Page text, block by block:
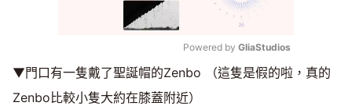
Mute
Powered by GliaStudios
▼門口有一隻戴了聖誕帽的Zenbo （這隻是假的啦，真的
Zenbo比較小隻大約在膝蓋附近）